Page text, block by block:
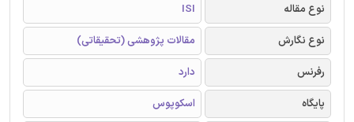
نوع مقاله
ISI
نوع نگارش
مقالات پژوهشی (تحقیقاتی)
رفرنس
دارد
پایگاه
اسکوپوس